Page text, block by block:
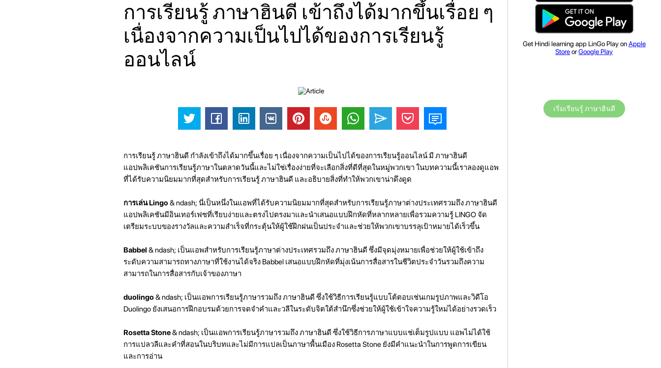
การเรียนรู้ ภาษาฮินดี เข้าถึงได้มากขึ้นเรื่อย ๆ
เนื่องจากความเป็นไปได้ของการเรียนรู้
ออนไลน์
การเรียนรู้ ภาษาฮินดี กำลังเข้าถึงได้มากขึ้นเรื่อย ๆ เนื่องจากความเป็นไปได้ของการเรียนรู้ออนไลน์ มี ภาษาฮินดี
แอปพลิเคชันการเรียนรู้ภาษาในตลาดวันนี้และไม่ใช่เรื่องง่ายที่จะเลือกสิ่งที่ดีที่สุดในหมู่พวกเขา ในบทความนี้เราลองดูแอพ
ที่ได้รับความนิยมมากที่สุดสำหรับการเรียนรู้ ภาษาฮินดี และอธิบายสิ่งที่ทำให้พวกเขาน่าดึงดูด
การเล่น Lingo& ndash; นี่เป็นหนึ่งในแอพที่ได้รับความนิยมมากที่สุดสำหรับการเรียนรู้ภาษาต่างประเทศรวมถึง ภาษาฮินดี
แอปพลิเคชันมีอินเทอร์เฟซที่เรียบง่ายและตรงไปตรงมาและนำเสนอแบบฝึกหัดที่หลากหลายเพื่อรวมความรู้ LINGO จัด
เตรียมระบบของรางวัลและความสำเร็จที่กระตุ้นให้ผู้ใช้ฝึกฝนเป็นประจำและช่วยให้พวกเขาบรรลุเป้าหมายได้เร็วขึ้น
Babbel & ndash; เป็นแอพสำหรับการเรียนรู้ภาษาต่างประเทศรวมถึง ภาษาฮินดี ซึ่งมีจุดมุ่งหมายเพื่อช่วยให้ผู้ใช้เข้าถึง
ระดับความสามารถทางภาษาที่ใช้งานได้จริง Babbel เสนอแบบฝึกหัดที่มุ่งเน้นการสื่อสารในชีวิตประจำวันรวมถึงความ
สามารถในการสื่อสารกับเจ้าของภาษา
duolingo& ndash; เป็นแอพการเรียนรู้ภาษารวมถึง ภาษาฮินดี ซึ่งใช้วิธีการเรียนรู้แบบโต้ตอบเช่นเกมรูปภาพและวิดีโอ
Duolingo ยังเสนอการฝึกอบรมด้วยการจดจำคำและวลีในระดับจิตใต้สำนึกซึ่งช่วยให้ผู้ใช้เข้าใจความรู้ใหม่ได้อย่างรวดเร็ว
Rosetta Stone& ndash; เป็นแอพการเรียนรู้ภาษารวมถึง ภาษาฮินดี ซึ่งใช้วิธีการภาษาแบบแช่เต็มรูปแบบ แอพไม่ได้ใช้
การแปลวลีและคำที่สอนในบริบทและไม่มีการแปลเป็นภาษาพื้นเมือง Rosetta Stone ยังมีคำแนะนำในการพูดการเขียน
และการอ่าน
Get Hindi learning app LinGo Play onApple
StoreorGoogle Play
เริ่มเรียนรู้ ภาษาฮินดี